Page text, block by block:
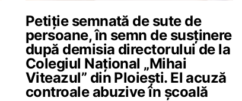
Petiţie semnată de sute de
persoane, în semn de susținere
după demisia directorului de la
Colegiul Național „Mihai
Viteazul” din Ploiești. El acuză
controale abuzive în școală